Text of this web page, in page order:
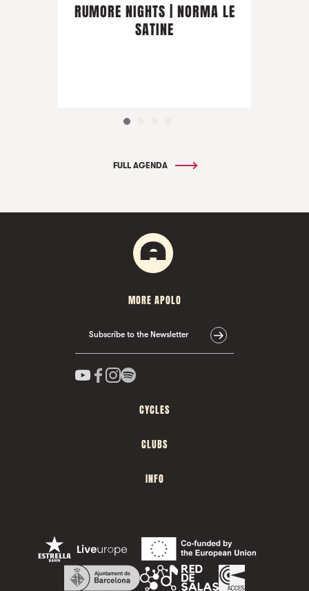
RUMORE NIGHTS | NORMA LE
SATINE
FULL AGENDA
MORE APOLO
Subscribe to the Newsletter
CYCLES
CLUBS
INFO